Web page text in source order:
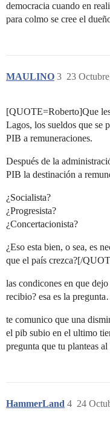
democracia cuando en
para colmo se cree el
MAULINO 23
3
[QUOTE=Roberto]Que
Lagos, los sueldos que se
PIB a remuneraciones.
Después de la
PIB la destinación a
¿Socialista?
¿Progresista?
¿Concertacionista?
¿Eso esta bien, o sea, es
que el país crezca?[/
las condicones en que
recibio? esa es la
te comunico que una
el pib subio en el ultimo
pregunta que tu planteas
HammerLand 24
4